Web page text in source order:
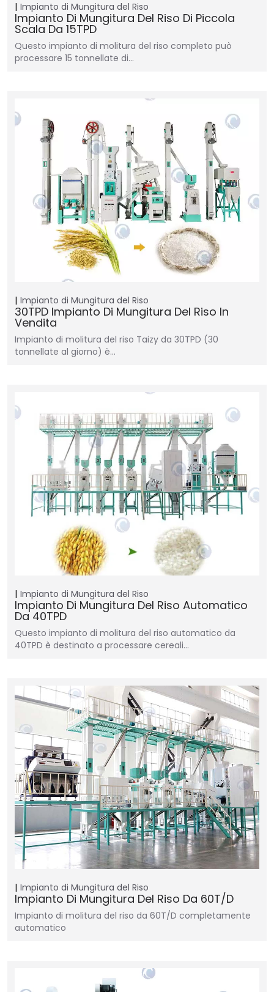
Impianto di Mungitura del Riso
Impianto Di Mungitura Del Riso Di Piccola
Scala Da 15TPD
Questo impianto di molitura del riso completo può
processare 15 tonnellate di…
Impianto di Mungitura del Riso
30TPD Impianto Di Mungitura Del Riso In
Vendita
Impianto di molitura del riso Taizy da 30TPD (30
tonnellate al giorno) è…
Impianto di Mungitura del Riso
Impianto Di Mungitura Del Riso Automatico
Da 40TPD
Questo impianto di molitura del riso automatico da
40TPD è destinato a processare cereali…
Impianto di Mungitura del Riso
Impianto Di Mungitura Del Riso Da 60T/D
Impianto di molitura del riso da 60T/D completamente
automatico